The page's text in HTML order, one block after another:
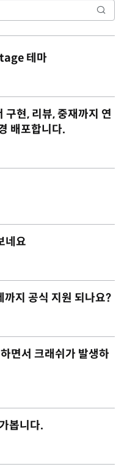
테마
현, 리뷰, 중재까지 연
배포합니다.
네요
지 공식 지원 되나요?
면서 크래쉬가 발생하
봅니다.